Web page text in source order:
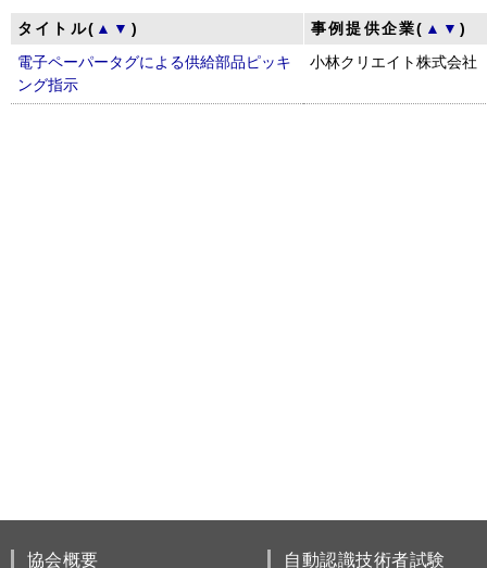
タイトル( ▲ ▼ ) 事例提供企業( ▲ ▼)
電子ペーパータグによる供給部品ピッキ
ング指示
小林クリエイト株式会社
協会概要 自動認識技術者試験